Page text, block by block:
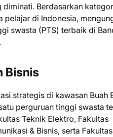
Berdasarkan
pelajar di Indonesia,
swasta (PTS) terbaik di
Bisnis
strategis di kawasan Buah
perguruan tinggi swasta
Teknik Elektro, Fakultas
& Bisnis, serta